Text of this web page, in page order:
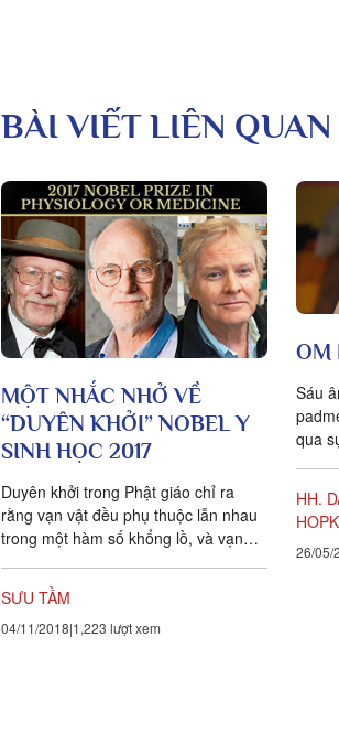
BÀI VIẾT LIÊN QUAN
MỘT NHẮC NHỞ VỀ
“DUYÊN KHỞI” NOBEL Y
SINH HỌC 2017
Duyên khởi trong Phật giáo chỉ ra
rằng vạn vật đều phụ thuộc lẫn nhau
trong một hàm số khổng lồ, và vạn
SƯU TẦM
04/11/2018 1,223 lượt xem
OM
Sáu
qua
khả
tịnh
tâm
HH.
26/05/